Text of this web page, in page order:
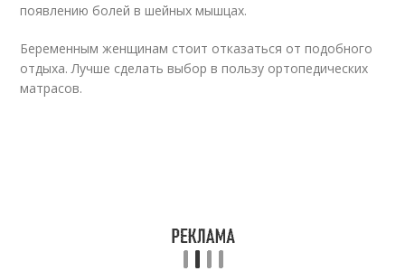
появлению болей в шейных мышцах.
Беременным женщинам стоит отказаться от подобного
отдыха. Лучше сделать выбор в пользу ортопедических
матрасов.